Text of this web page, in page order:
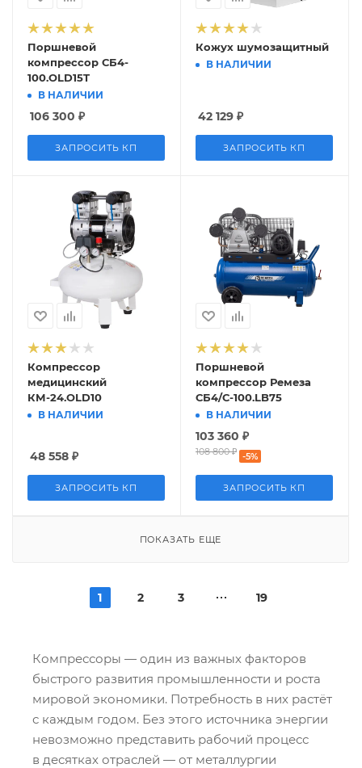
Поршневой
компрессор СБ4-
100.OLD15T
В НАЛИЧИИ
106 300 ₽
ЗАПРОСИТЬ КП
Кожух шумозащитный
В НАЛИЧИИ
42 129 ₽
ЗАПРОСИТЬ КП
Компрессор
медицинский
КМ-24.OLD10
В НАЛИЧИИ
48 558 ₽
ЗАПРОСИТЬ КП
Поршневой
компрессор Ремеза
СБ4/С-100.LB75
В НАЛИЧИИ
103 360 ₽
108 800₽ -5%
ЗАПРОСИТЬ КП
ПОКАЗАТЬ ЕЩЕ
1 2 3 19
Компрессоры — один из важных факторов
быстрого развития промышленности и роста
мировой экономики. Потребность в них растёт
с каждым годом. Без этого источника энергии
невозможно представить рабочий процесс
в десятках отраслей — от металлургии